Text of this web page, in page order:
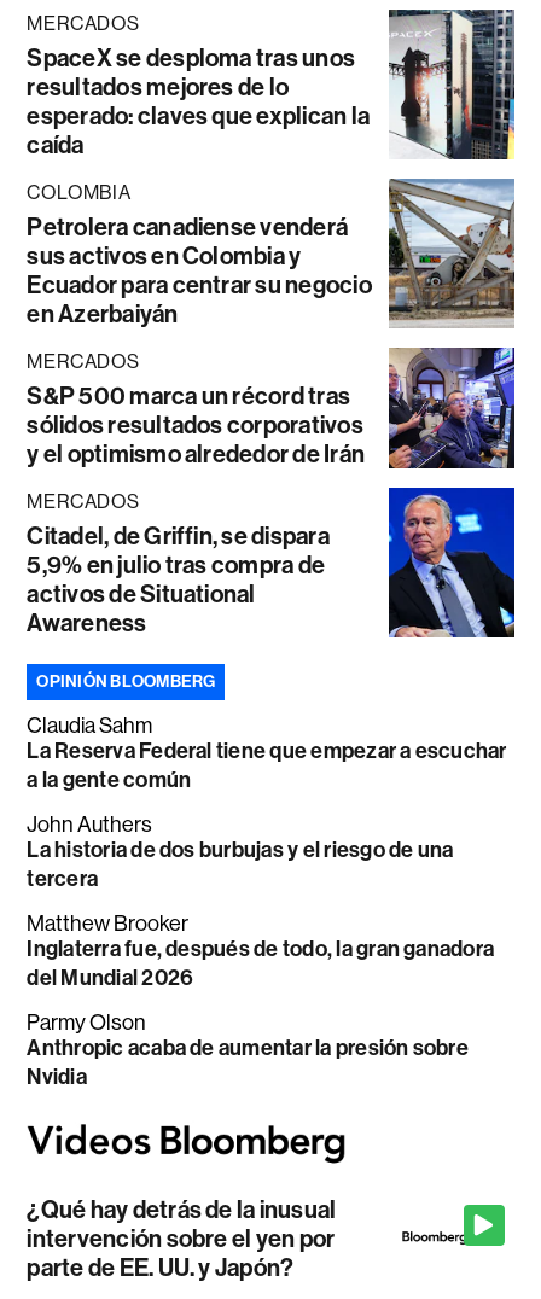
MERCADOS
SpaceX se desploma tras unos
resultados mejores de lo
esperado: claves que explican la
caída
COLOMBIA
Petrolera canadiense venderá
sus activos en Colombia y
Ecuador para centrar su negocio
en Azerbaiyán
MERCADOS
S&P 500 marca un récord tras
sólidos resultados corporativos
y el optimismo alrededor de Irán
MERCADOS
Citadel, de Griffin, se dispara
5,9% en julio tras compra de
activos de Situational
Awareness
OPINIÓN BLOOMBERG
Claudia Sahm
La Reserva Federal tiene que empezar a escuchar
a la gente común
John Authers
La historia de dos burbujas y el riesgo de una
tercera
Matthew Brooker
Inglaterra fue, después de todo, la gran ganadora
del Mundial 2026
Parmy Olson
Anthropic acaba de aumentar la presión sobre
Nvidia
¿Qué hay detrás de la inusual
intervención sobre el yen por
parte de EE. UU. y Japón?